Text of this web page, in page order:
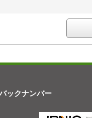
ックナンバー